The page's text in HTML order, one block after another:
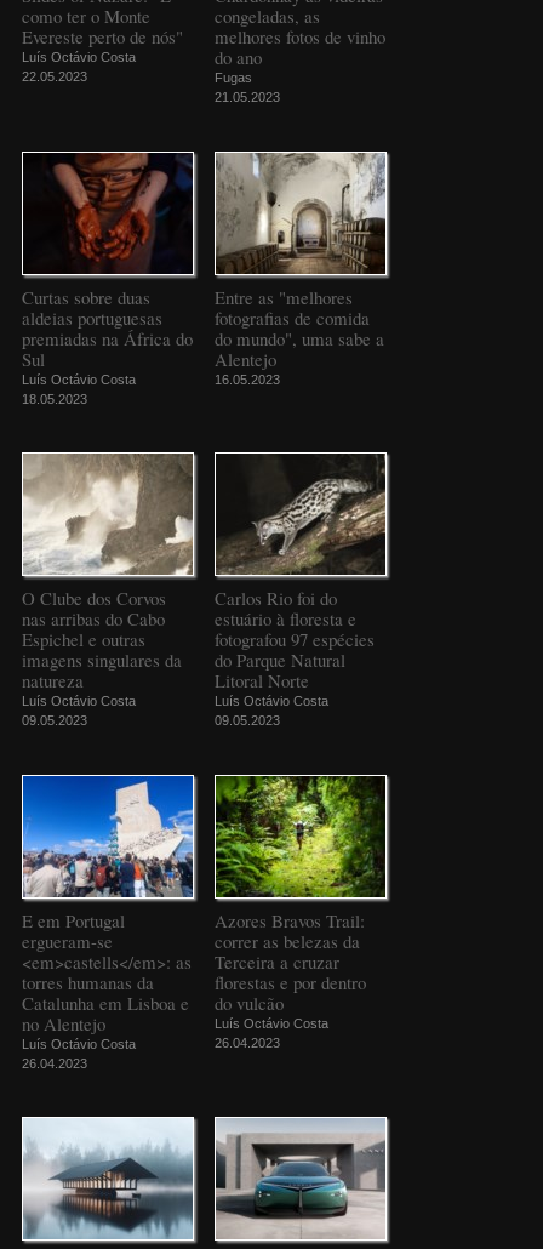
como ter o Monte
Evereste perto de nós"
Luís Octávio Costa
22.05.2023
congeladas, as
melhores fotos de vinho
do ano
Fugas
21.05.2023
Curtas sobre duas
aldeias portuguesas
premiadas na África do
Sul
Luís Octávio Costa
18.05.2023
Entre as "melhores
fotografias de comida
do mundo", uma sabe a
Alentejo
16.05.2023
O Clube dos Corvos
nas arribas do Cabo
Espichel e outras
imagens singulares da
natureza
Luís Octávio Costa
09.05.2023
Carlos Rio foi do
estuário à floresta e
fotografou 97 espécies
do Parque Natural
Litoral Norte
Luís Octávio Costa
09.05.2023
E em Portugal
ergueram-se
<em>castells</em>: as
torres humanas da
Catalunha em Lisboa e
no Alentejo
Luís Octávio Costa
26.04.2023
Azores Bravos Trail:
correr as belezas da
Terceira a cruzar
florestas e por dentro
do vulcão
Luís Octávio Costa
26.04.2023